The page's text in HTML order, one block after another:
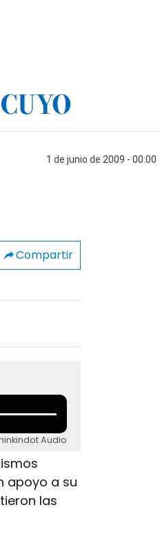
1 de junio de 2009 - 00:00
Compartir
Audio
apoyo a su
las